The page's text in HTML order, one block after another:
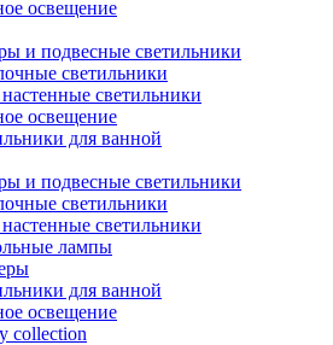
освещение
и подвесные светильники
светильники
светильники
освещение
для ванной
и подвесные светильники
светильники
светильники
лампы
для ванной
освещение
collection